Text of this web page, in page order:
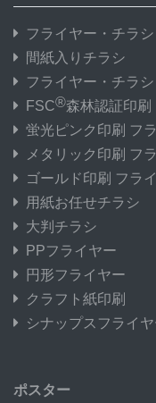
フライヤー・チラ
間紙入りチラシ
フライヤー・チラ
FSC®森林認証印刷
蛍光ピンク印刷 フ
メタリック印刷 フ
ゴールド印刷 フラ
用紙お任せチラシ
大判チラシ
PPフライヤー
円形フライヤー
クラフト紙印刷
シナップスフライ
ポスター